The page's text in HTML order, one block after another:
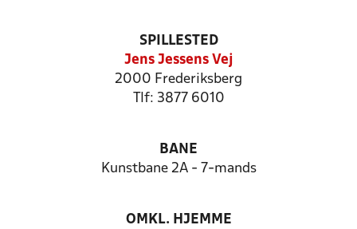
SPILLESTED
Jens Jessens Vej
2000 Frederiksberg
Tlf: 3877 6010
BANE
Kunstbane 2A - 7-mands
OMKL. HJEMME